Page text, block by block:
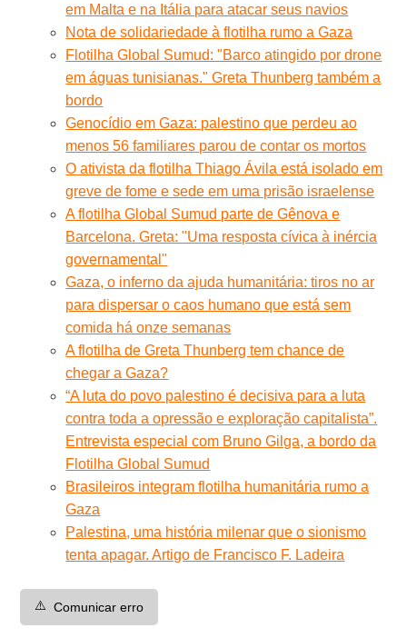
em Malta e na Itália para atacar seus navios
Nota de solidariedade à flotilha rumo a Gaza
Flotilha Global Sumud: "Barco atingido por drone
em águas tunisianas." Greta Thunberg também a
bordo
Genocídio em Gaza: palestino que perdeu ao
menos 56 familiares parou de contar os mortos
O ativista da flotilha Thiago Ávila está isolado em
greve de fome e sede em uma prisão israelense
A flotilha Global Sumud parte de Gênova e
Barcelona. Greta: "Uma resposta cívica à inércia
governamental"
Gaza, o inferno da ajuda humanitária: tiros no ar
para dispersar o caos humano que está sem
comida há onze semanas
A flotilha de Greta Thunberg tem chance de
chegar a Gaza?
“A luta do povo palestino é decisiva para a luta
contra toda a opressão e exploração capitalista”.
Entrevista especial com Bruno Gilga, a bordo da
Flotilha Global Sumud
Brasileiros integram flotilha humanitária rumo a
Gaza
Palestina, uma história milenar que o sionismo
tenta apagar. Artigo de Francisco F. Ladeira
⚠️ Comunicar erro